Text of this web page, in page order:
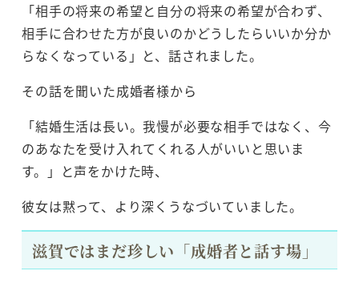
「相手の将来の希望と自分の将来の希望が合わず、
相手に合わせた方が良いのかどうしたらいいか分か
らなくなっている」と、話されました。
その話を聞いた成婚者様から
「結婚生活は長い。我慢が必要な相手ではなく、今
のあなたを受け入れてくれる人がいいと思いま
す。」と声をかけた時、
彼女は黙って、より深くうなづいていました。
滋賀ではまだ珍しい「成婚者と話す場」